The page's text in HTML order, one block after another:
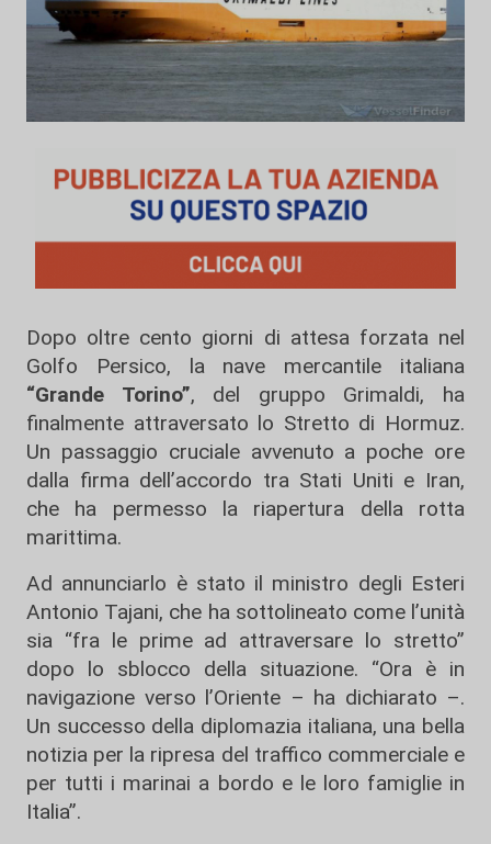
Dopo oltre cento giorni di attesa forzata nel
Golfo Persico, la nave mercantile italiana
“Grande Torino”, del gruppo Grimaldi, ha
finalmente attraversato lo Stretto di Hormuz.
Un passaggio cruciale avvenuto a poche ore
dalla firma dell’accordo tra Stati Uniti e Iran,
che ha permesso la riapertura della rotta
marittima.
Ad annunciarlo è stato il ministro degli Esteri
Antonio Tajani, che ha sottolineato come l’unità
sia “fra le prime ad attraversare lo stretto”
dopo lo sblocco della situazione. “Ora è in
navigazione verso l’Oriente – ha dichiarato –.
Un successo della diplomazia italiana, una bella
notizia per la ripresa del traffico commerciale e
per tutti i marinai a bordo e le loro famiglie in
Italia”.